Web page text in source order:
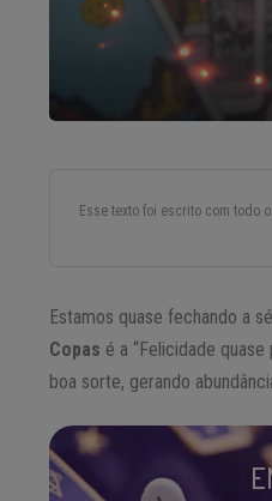
Esse texto foi escrito com todo
Estamos quase fechando a
Copas é a “Felicidade
boa sorte, gerando